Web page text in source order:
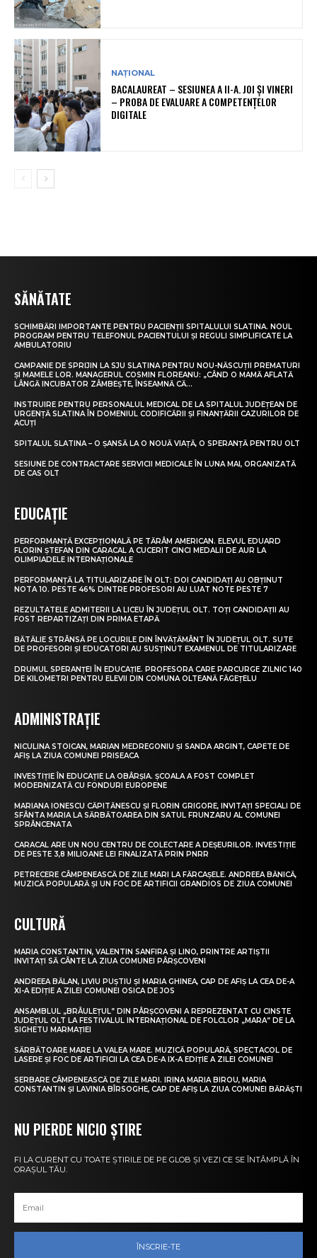
NAȚIONAL
BACALAUREAT – SESIUNEA A II-A. JOI ȘI VINERI
– PROBA DE EVALUARE A COMPETENȚELOR
DIGITALE
SĂNĂTATE
SCHIMBĂRI IMPORTANTE PENTRU PACIENȚII SPITALULUI SLATINA. NOUL
PROGRAM PENTRU TELEFONUL PACIENTULUI ȘI REGULI SIMPLIFICATE LA
AMBULATORIU
CAMPANIE DE SPRIJIN LA SJU SLATINA PENTRU NOU-NĂSCUȚII PREMATURI
ȘI MAMELE LOR. MANAGERUL COSMIN FLOREANU: „CÂND O MAMĂ AFLATĂ
LÂNGĂ INCUBATOR ZÂMBEȘTE, ÎNSEAMNĂ CĂ...
INSTRUIRE PENTRU PERSONALUL MEDICAL DE LA SPITALUL JUDEȚEAN DE
URGENȚĂ SLATINA ÎN DOMENIUL CODIFICĂRII ȘI FINANȚĂRII CAZURILOR DE
ACUȚI
SPITALUL SLATINA – O ȘANSĂ LA O NOUĂ VIAȚĂ, O SPERANȚĂ PENTRU OLT
SESIUNE DE CONTRACTARE SERVICII MEDICALE ÎN LUNA MAI, ORGANIZATĂ
DE CAS OLT
EDUCAȚIE
PERFORMANȚĂ EXCEPȚIONALĂ PE TĂRÂM AMERICAN. ELEVUL EDUARD
FLORIN ȘTEFAN DIN CARACAL A CUCERIT CINCI MEDALII DE AUR LA
OLIMPIADELE INTERNAȚIONALE
PERFORMANȚĂ LA TITULARIZARE ÎN OLT: DOI CANDIDAȚI AU OBȚINUT
NOTA 10. PESTE 46% DINTRE PROFESORI AU LUAT NOTE PESTE 7
REZULTATELE ADMITERII LA LICEU ÎN JUDEȚUL OLT. TOȚI CANDIDAȚII AU
FOST REPARTIZAȚI DIN PRIMA ETAPĂ
BĂTĂLIE STRÂNSĂ PE LOCURILE DIN ÎNVĂȚĂMÂNT ÎN JUDEȚUL OLT. SUTE
DE PROFESORI ȘI EDUCATORI AU SUSȚINUT EXAMENUL DE TITULARIZARE
DRUMUL SPERANȚEI ÎN EDUCAȚIE. PROFESORA CARE PARCURGE ZILNIC 140
DE KILOMETRI PENTRU ELEVII DIN COMUNA OLTEANĂ FĂGEȚELU
ADMINISTRAȚIE
NICULINA STOICAN, MARIAN MEDREGONIU ȘI SANDA ARGINT, CAPETE DE
AFIȘ LA ZIUA COMUNEI PRISEACA
INVESTIȚIE ÎN EDUCAȚIE LA OBÂRȘIA. ȘCOALA A FOST COMPLET
MODERNIZATĂ CU FONDURI EUROPENE
MARIANA IONESCU CĂPITĂNESCU ȘI FLORIN GRIGORE, INVITAȚI SPECIALI DE
SFÂNTA MARIA LA SĂRBĂTOAREA DIN SATUL FRUNZARU AL COMUNEI
SPRÂNCENATA
CARACAL ARE UN NOU CENTRU DE COLECTARE A DEȘEURILOR. INVESTIȚIE
DE PESTE 3,8 MILIOANE LEI FINALIZATĂ PRIN PNRR
PETRECERE CÂMPENEASCĂ DE ZILE MARI LA FĂRCAȘELE. ANDREEA BĂNICĂ,
MUZICĂ POPULARĂ ȘI UN FOC DE ARTIFICII GRANDIOS DE ZIUA COMUNEI
CULTURĂ
MARIA CONSTANTIN, VALENTIN SANFIRA ȘI LINO, PRINTRE ARTIȘTII
INVITAȚI SĂ CÂNTE LA ZIUA COMUNEI PÂRȘCOVENI
ANDREEA BĂLAN, LIVIU PUȘTIU ȘI MARIA GHINEA, CAP DE AFIȘ LA CEA DE-A
XI-A EDIȚIE A ZILEI COMUNEI OSICA DE JOS
ANSAMBLUL „BRÂULEȚUL” DIN PÂRȘCOVENI A REPREZENTAT CU CINSTE
JUDEȚUL OLT LA FESTIVALUL INTERNAȚIONAL DE FOLCLOR „MARA” DE LA
SIGHETU MARMAȚIEI
SĂRBĂTOARE MARE LA VALEA MARE. MUZICĂ POPULARĂ, SPECTACOL DE
LASERE ȘI FOC DE ARTIFICII LA CEA DE-A IX-A EDIȚIE A ZILEI COMUNEI
SERBARE CÂMPENEASCĂ DE ZILE MARI. IRINA MARIA BIROU, MARIA
CONSTANTIN ȘI LAVINIA BÎRSOGHE, CAP DE AFIȘ LA ZIUA COMUNEI BĂRĂȘTI
NU PIERDE NICIO ȘTIRE
FI LA CURENT CU TOATE ȘTIRILE DE PE GLOB ȘI VEZI CE SE ÎNTÂMPLĂ ÎN
ORAȘUL TĂU.
ÎNSCRIE-TE